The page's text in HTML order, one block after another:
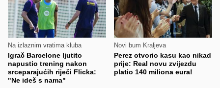
Na izlaznim vratima kluba
Igrač Barcelone ljutito
napustio trening nakon
srceparajućih riječi Flicka:
"Ne ideš s nama"
Novi bum Kraljeva
Perez otvorio kasu kao nikad
prije: Real novu zvijezdu
platio 140 miliona eura!